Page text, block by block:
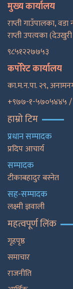
मुख्य कार्यालय
राप्ती गाउँपालका, वडा
राप्ती उपत्यका
९८५१२२७७५३
कर्पोरेट कार्यालय
का.म.न.पा. २९,
+९७७-१-५७०५४४५ /
हाम्रो टिम
प्रधान सम्पादक
प्रदिप आचार्य
सम्पादक
टीकाबहादुर बस्नेत
सह-सम्पादक
लक्ष्मी ज्ञवाली
महत्वपूर्ण लिंक
गृहपृष्ठ
समाचार
राजनीति